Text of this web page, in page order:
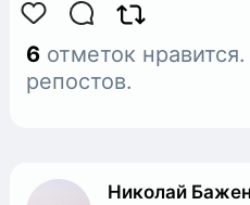
6 отметок нравится.
репостов.
Николай